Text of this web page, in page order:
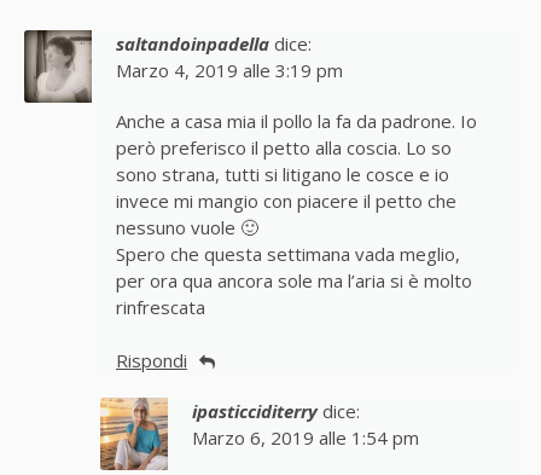
saltandoinpadella dice:
Marzo 4, 2019 alle 3:19 pm
Anche a casa mia il pollo la fa da padrone. Io
però preferisco il petto alla coscia. Lo so
sono strana, tutti si litigano le cosce e io
invece mi mangio con piacere il petto che
nessuno vuole 🙂
Spero che questa settimana vada meglio,
per ora qua ancora sole ma l’aria si è molto
rinfrescata
Rispondi
ipasticciditerry dice:
Marzo 6, 2019 alle 1:54 pm